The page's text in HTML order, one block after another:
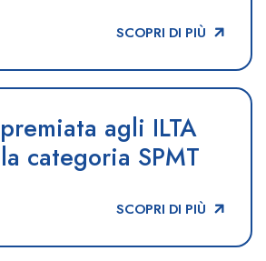
SCOPRI DI PIÙ
agli ILTA
categoria SPMT
SCOPRI DI PIÙ